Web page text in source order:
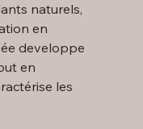
naturels,
en
developpe
en
les